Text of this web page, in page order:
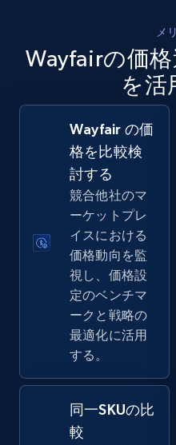
5.4K+ 667+
Amazon sellers info
Seller id, URL, Seller
info, Stars, Feedbacks,
2.5K+ 378+
URL, Product id, Title,
Seller reviews,
2.5K+ 358+
メ
Wayfairの価
を活
Wayfair の価
格を比較検
討する
競合他社のマ
ーケットプレ
イスにおける
価格動向を監
視し、価格設
定のベンチマ
ークと戦略の
最適化に活用
する。
同一SKUの比
較